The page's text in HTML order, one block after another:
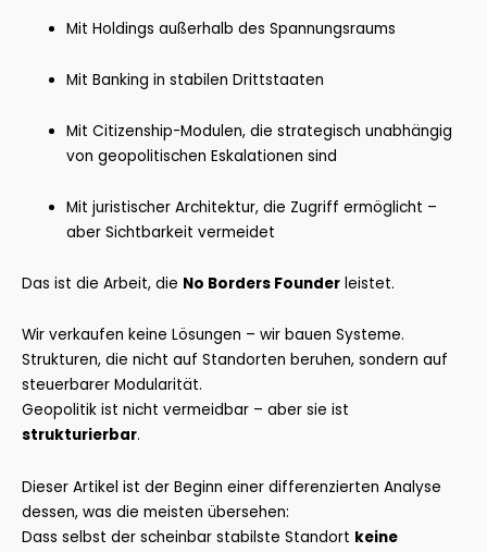
Mit Holdings außerhalb des Spannungsraums
Mit Banking in stabilen Drittstaaten
Mit Citizenship-Modulen, die strategisch unabhängig
von geopolitischen Eskalationen sind
Mit juristischer Architektur, die Zugriff ermöglicht –
aber Sichtbarkeit vermeidet
Das ist die Arbeit, die No Borders Founder leistet.
Wir verkaufen keine Lösungen – wir bauen Systeme.
Strukturen, die nicht auf Standorten beruhen, sondern auf
steuerbarer Modularität.
Geopolitik ist nicht vermeidbar – aber sie ist
strukturierbar.
Dieser Artikel ist der Beginn einer differenzierten Analyse
dessen, was die meisten übersehen:
Dass selbst der scheinbar stabilste Standort keine